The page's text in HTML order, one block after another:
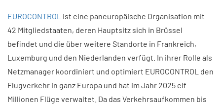
EUROCONTROL ist eine paneuropäische Organisation mit
42 Mitgliedstaaten, deren Hauptsitz sich in Brüssel
befindet und die über weitere Standorte in Frankreich,
Luxemburg und den Niederlanden verfügt. In ihrer Rolle als
Netzmanager koordiniert und optimiert EUROCONTROL den
Flugverkehr in ganz Europa und hat im Jahr 2025 elf
Millionen Flüge verwaltet. Da das Verkehrsaufkommen bis